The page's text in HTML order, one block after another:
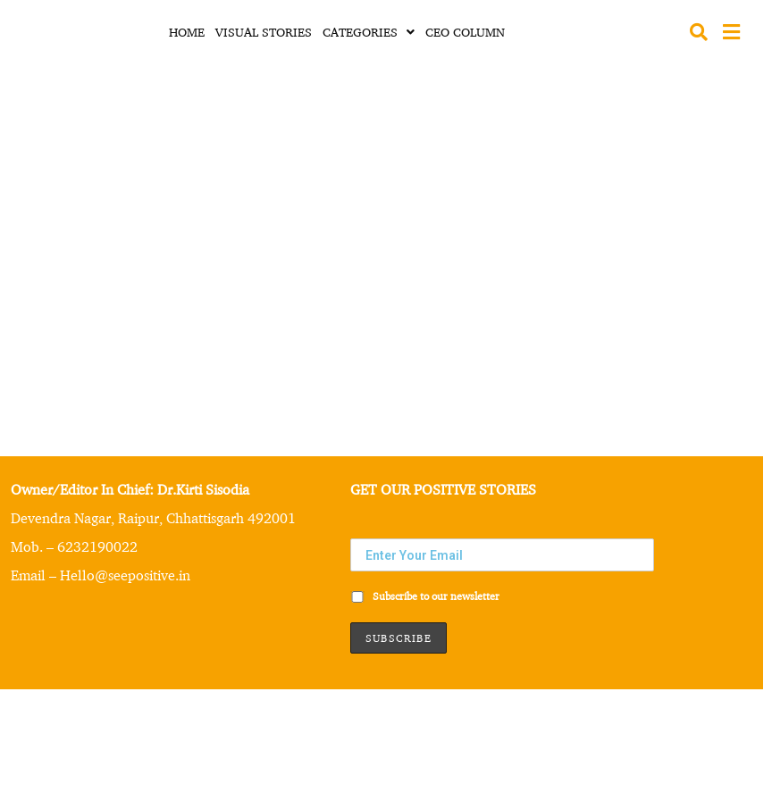
HOME VISUAL STORIES CATEGORIES CEO COLUMN
Owner/Editor In Chief: Dr.Kirti Sisodia
Devendra Nagar, Raipur, Chhattisgarh 492001
Mob. – 6232190022
Email – Hello@seepositive.in
GET OUR POSITIVE STORIES
Subscribe to our newsletter